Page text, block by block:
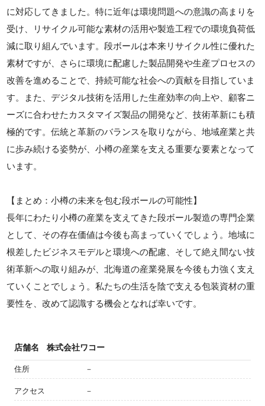
に対応してきました。特に近年は環境問題への意識の高まりを
受け、リサイクル可能な素材の活用や製造工程での環境負荷低
減に取り組んでいます。段ボールは本来リサイクル性に優れた
素材ですが、さらに環境に配慮した製品開発や生産プロセスの
改善を進めることで、持続可能な社会への貢献を目指していま
す。また、デジタル技術を活用した生産効率の向上や、顧客ニ
ーズに合わせたカスタマイズ製品の開発など、技術革新にも積
極的です。伝統と革新のバランスを取りながら、地域産業と共
に歩み続ける姿勢が、小樽の産業を支える重要な要素となって
います。
【まとめ：小樽の未来を包む段ボールの可能性】
長年にわたり小樽の産業を支えてきた段ボール製造の専門企業
として、その存在価値は今後も高まっていくでしょう。地域に
根差したビジネスモデルと環境への配慮、そして絶え間ない技
術革新への取り組みが、北海道の産業発展を今後も力強く支え
ていくことでしょう。私たちの生活を陰で支える包装資材の重
要性を、改めて認識する機会となれば幸いです。
店舗名 株式会社ワコー
住所 －
アクセス －